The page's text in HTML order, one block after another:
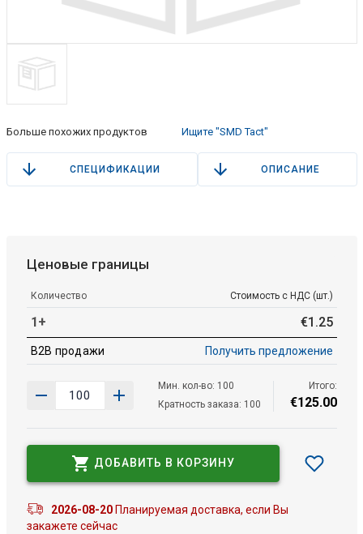
Больше похожих продуктов Ищите "SMD Tact"
СПЕЦИФИКАЦИИ ОПИСАНИЕ
Ценовые границы
Количество Стоимость с НДС (шт.)
1+ €1 .25
B2B продажи Получить предложение
Мин. кол-во: 100
Кратность заказа: 100
Итого:
€125.00
ДОБАВИТЬ В КОРЗИНУ
2026-08-20Планируемая доставка, если Вы
закажете сейчас